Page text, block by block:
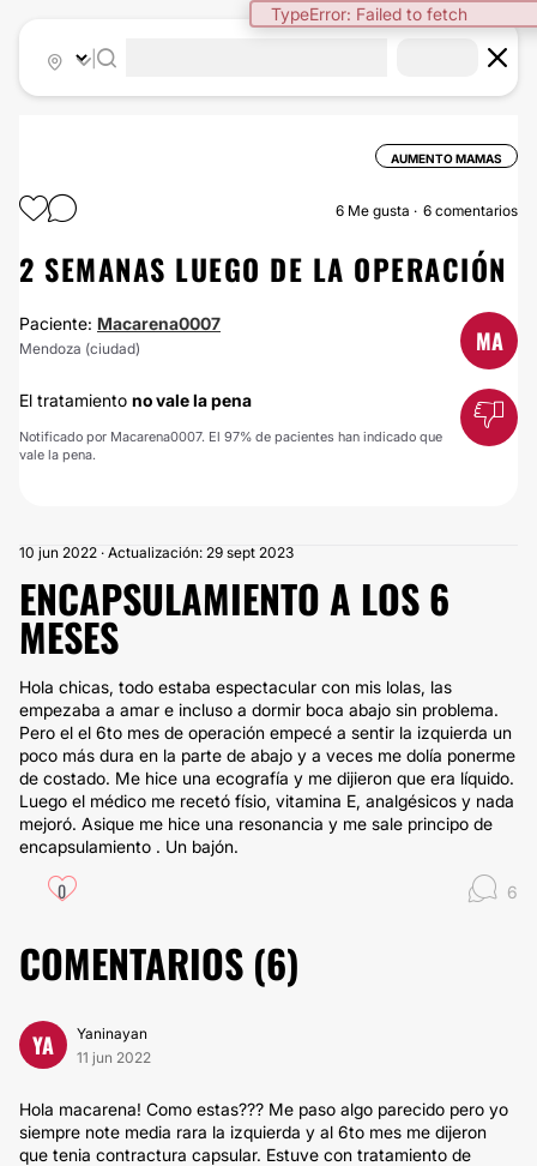
TypeError: Failed to fetch
AUMENTO MAMAS
6 Me gusta 6 comentarios
2 SEMANAS LUEGO DE LA OPERACIÓN
Paciente: Macarena0007
Mendoza (ciudad) MA
El tratamiento no vale la pena
Notificado por Macarena0007. El 97% de pacientes han indicado que
vale la pena.
10 jun 2022 · Actualización: 29 sept 2023
ENCAPSULAMIENTO A LOS 6
MESES
Hola chicas, todo estaba espectacular con mis lolas, las
empezaba a amar e incluso a dormir boca abajo sin problema.
Pero el el 6to mes de operación empecé a sentir la izquierda un
poco más dura en la parte de abajo y a veces me dolía ponerme
de costado. Me hice una ecografía y me dijieron que era líquido.
Luego el médico me recetó físio, vitamina E, analgésicos y nada
mejoró. Asique me hice una resonancia y me sale principo de
encapsulamiento . Un bajón.
0 6
COMENTARIOS (6)
YA
Yaninayan
11 jun 2022
Hola macarena! Como estas??? Me paso algo parecido pero yo
siempre note media rara la izquierda y al 6to mes me dijeron
que tenia contractura capsular. Estuve con tratamiento de